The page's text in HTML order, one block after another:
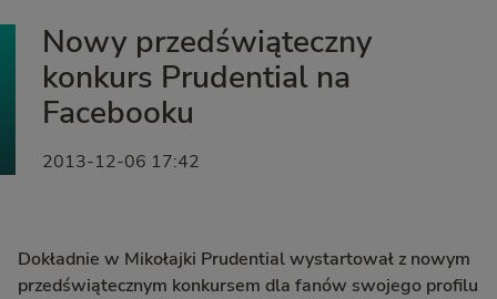
Nowy przedświąteczny
konkurs Prudential na
Facebooku
2013-12-06 17:42
Dokładnie w Mikołajki Prudential wystartował z nowym
przedświątecznym konkursem dla fanów swojego profilu